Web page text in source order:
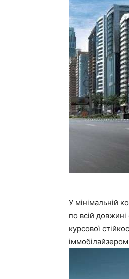
У мінімальній
по всій
курсової